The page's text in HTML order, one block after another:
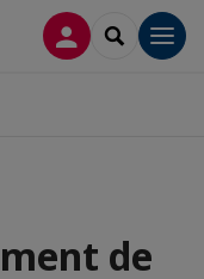
CONNEXION
de